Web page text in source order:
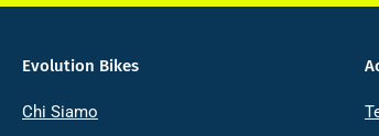
Evolution Bikes
Chi Siamo